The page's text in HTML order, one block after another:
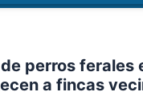
perros ferales
a fincas